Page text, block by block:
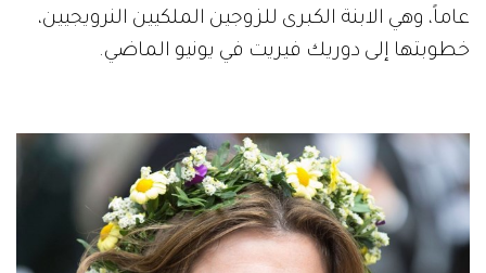
عاماً، وهي الابنة الكبرى للزوجين الملكيين النرويجيين،
خطوبتها إلى دوريك فيريت في يونيو الماضي.